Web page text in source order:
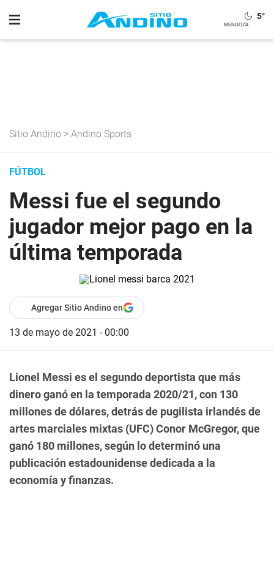
5°
Sitio Andino > Andino Sports
FÚTBOL
Messi fue el segundo
jugador mejor pago en la
última temporada
Agregar Sitio Andino en
13 de mayo de 2021 - 00:00
Lionel Messi es el segundo deportista que más
dinero ganó en la temporada 2020/21, con 130
millones de dólares, detrás de pugilista irlandés de
artes marciales mixtas (UFC) Conor McGregor, que
ganó 180 millones, según lo determinó una
publicación estadounidense dedicada a la
economía y finanzas.